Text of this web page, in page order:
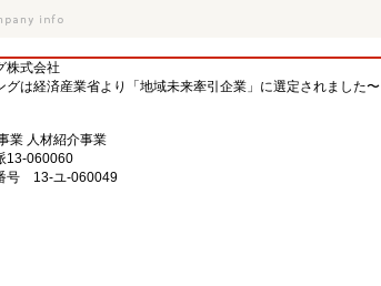
株式会社
グは経済産業省より「地域未来牽引企業」に選定されました〜
業 人材紹介事業
13-060060
号 13-ユ-060049